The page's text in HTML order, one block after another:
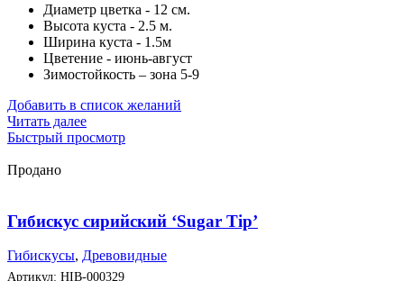
Диаметр цветка - 12 см.
Высота куста - 2.5 м.
Ширина куста - 1.5м
Цветение - июнь-август
Зимостойкость – зона 5-9
Добавить в список желаний
Читать далее
Быстрый просмотр
Продано
Гибискус сирийский ‘Sugar Tip’
Гибискусы, Древовидные
Артикул: HIB-000329